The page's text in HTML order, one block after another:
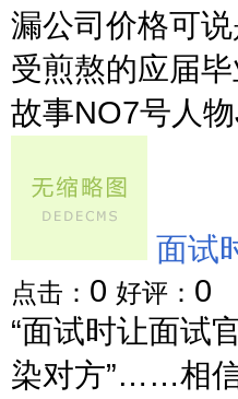
漏公司价格可
受煎熬的应届
故事NO7号人
面试
点击： 0 好评： 0
“面试时让面试
染对方”……相